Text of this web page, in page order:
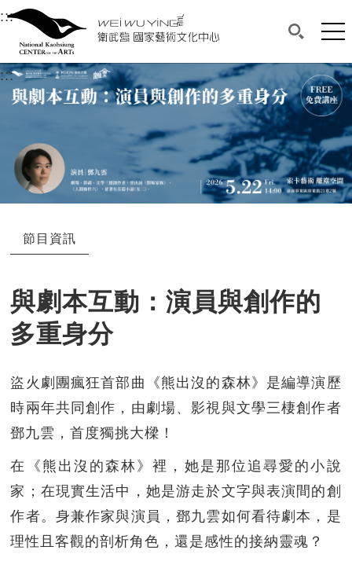
衛武營國家藝術文化中心
中央內容區塊，為本頁主要內容區。
:::選單連結區塊，此區塊列有本網站主要連結。
衛武營國家藝術文化中心
搜尋(開
網
:::中央內容區塊，為本頁主要內容區。
節目資訊
與劇本互動：演員與創作的
多重身分
盜火劇團瘋狂首部曲《熊出沒的森林》是編導演歷
時兩年共同創作，由劇場、影視與文學三棲創作者
鄧九雲，首度獨挑大樑！
在《熊出沒的森林》裡，她是那位追尋愛的小說
家；在現實生活中，她是游走於文字與表演間的創
作者。身兼作家與演員，鄧九雲如何看待劇本，是
理性且客觀的剖析角色，還是感性的接納靈魂？